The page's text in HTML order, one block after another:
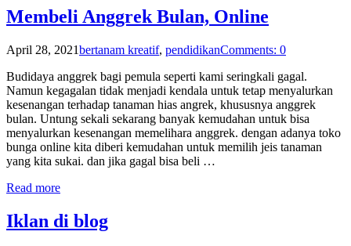
Membeli Anggrek Bulan, Online
April 28, 2021bertanam kreatif, pendidikanComments: 0
Budidaya anggrek bagi pemula seperti kami seringkali gagal.
Namun kegagalan tidak menjadi kendala untuk tetap menyalurkan
kesenangan terhadap tanaman hias angrek, khususnya anggrek
bulan. Untung sekali sekarang banyak kemudahan untuk bisa
menyalurkan kesenangan memelihara anggrek. dengan adanya toko
bunga online kita diberi kemudahan untuk memilih jeis tanaman
yang kita sukai. dan jika gagal bisa beli …
Read more
Iklan di blog